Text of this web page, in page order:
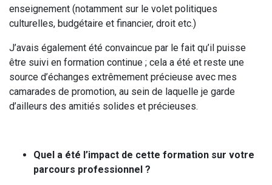
enseignement (notamment sur le volet politiques
culturelles, budgétaire et financier, droit etc.)
J’avais également été convaincue par le fait qu’il puisse
être suivi en formation continue ; cela a été et reste une
source d’échanges extrêmement précieuse avec mes
camarades de promotion, au sein de laquelle je garde
d’ailleurs des amitiés solides et précieuses.
Quel a été l’impact de cette formation sur votre
parcours professionnel ?